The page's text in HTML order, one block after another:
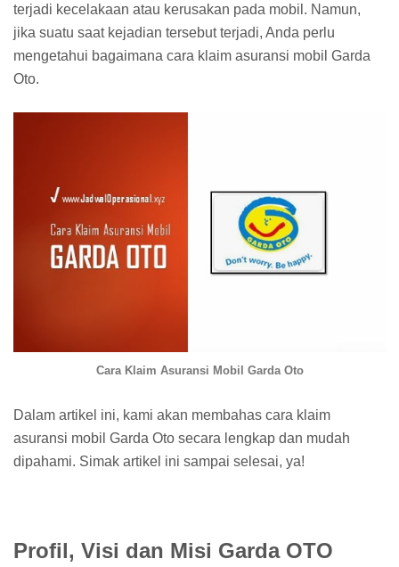
terjadi kecelakaan atau kerusakan pada mobil. Namun,
jika suatu saat kejadian tersebut terjadi, Anda perlu
mengetahui bagaimana cara klaim asuransi mobil Garda
Oto.
Cara Klaim Asuransi Mobil Garda Oto
Dalam artikel ini, kami akan membahas cara klaim
asuransi mobil Garda Oto secara lengkap dan mudah
dipahami. Simak artikel ini sampai selesai, ya!
Profil, Visi dan Misi Garda OTO